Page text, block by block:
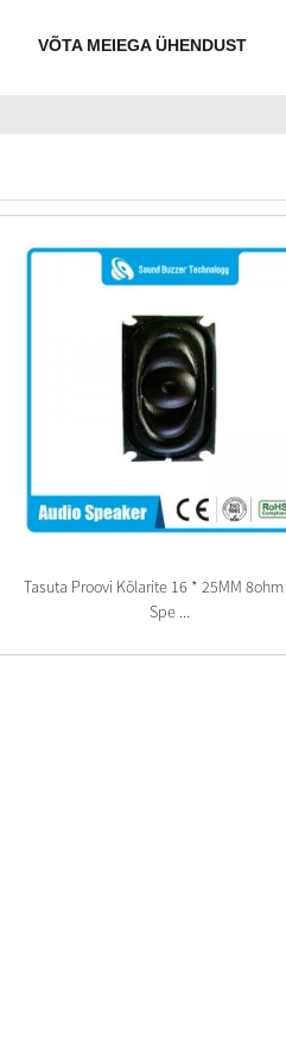
VÕTA MEIEGA ÜHENDUST
Tasuta Proovi Kõlarite 16 * 25MM
Spe ...